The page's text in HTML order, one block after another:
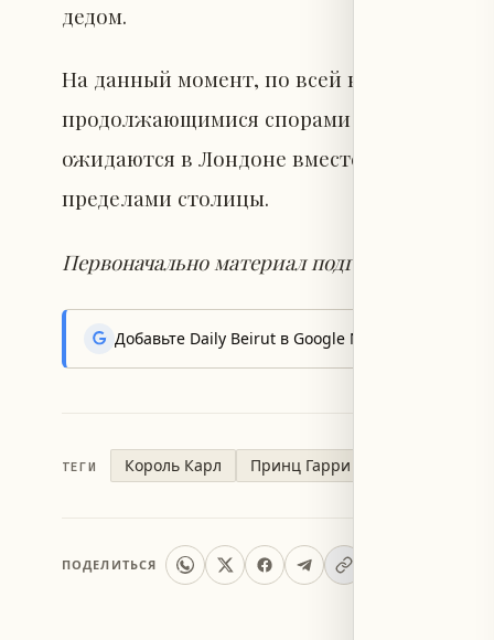
дедом.
На данный момент, по всей видимости,
продолжающимися спорами по вопросам
ожидаются в Лондоне вместе с ним.
пределами столицы.
Первоначально материал подготовила
Добавьте Daily Beirut в Google News, чтобы
ТЕГИ Король Карл Принц Гарри
ПОДЕЛИТЬСЯ